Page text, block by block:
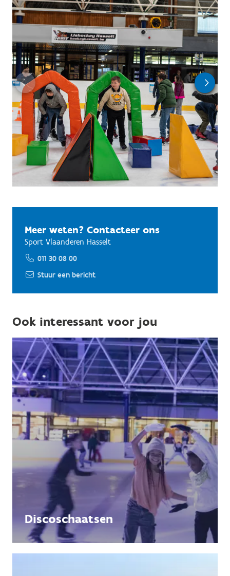
Meer weten? Contacteer ons
Sport Vlaanderen Hasselt
011 30 08 00
Stuur een bericht
Ook interessant voor jou
Discoschaatsen